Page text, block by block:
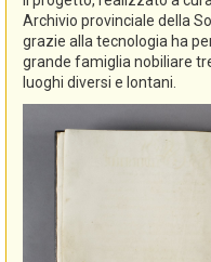
Archivio provinciale della
grazie alla tecnologia ha
grande famiglia nobiliare
luoghi diversi e lontani.